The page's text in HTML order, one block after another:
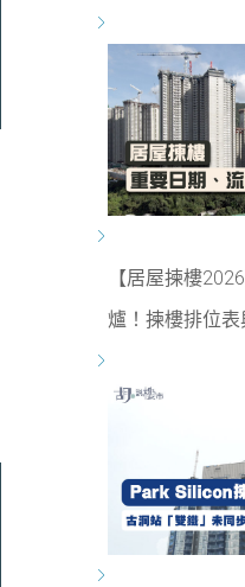
【居屋揀樓
爐！揀樓排位